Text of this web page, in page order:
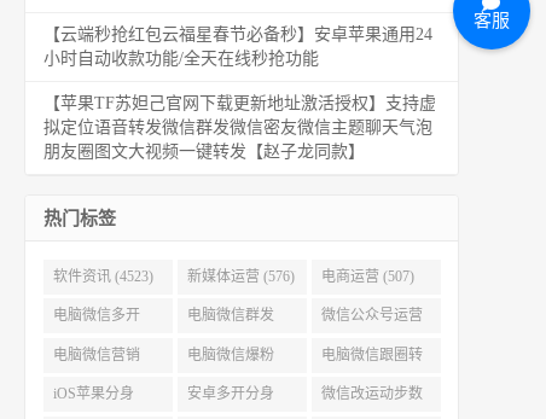
【云端秒抢红包云福星春节必备秒】安卓苹果通用24
小时自动收款功能/全天在线秒抢功能
【苹果TF苏妲己官网下载更新地址激活授权】支持虚
拟定位语音转发微信群发微信密友微信主题聊天气泡
朋友圈图文大视频一键转发【赵子龙同款】
热门标签
软件资讯 (4523) 新媒体运营 (576) 电商运营 (507)
电脑微信多开
(479)
电脑微信群发
(477)
微信公众号运营
(404)
电脑微信营销
(386)
电脑微信爆粉
(384)
电脑微信跟圈转
发 (379)
iOS苹果分身 安卓多开分身 微信改运动步数
客服